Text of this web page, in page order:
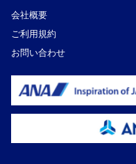
会社概要
ご利用規約
お問い合わせ